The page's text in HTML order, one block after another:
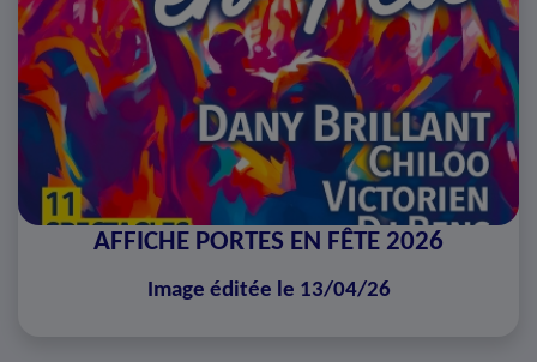
AFFICHE PORTES EN FÊTE 2026
Image éditée le 13/04/26